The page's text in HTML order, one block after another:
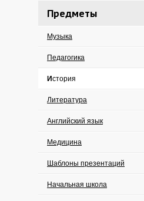
Предметы
Музыка
Педагогика
История
Литература
Английский язык
Медицина
Шаблоны презентаций
Начальная школа